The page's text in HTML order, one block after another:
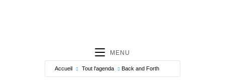
MENU
Accueil Tout l'agenda Back and Forth